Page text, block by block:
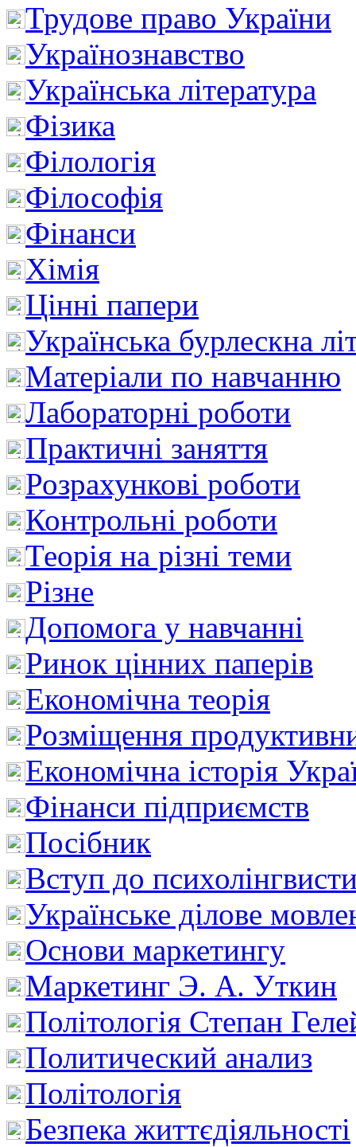
Трудове право України
Українознавство
Українська література
Фізика
Філологія
Філософія
Фінанси
Хімія
Цінні папери
Українська бурлескна
Матеріали по навчанню
Лабораторні роботи
Практичні заняття
Розрахункові роботи
Контрольні роботи
Теорія на різні теми
Різне
Допомога у навчанні
Ринок цінних паперів
Економічна теорія
Розміщення
Економічна історія
Фінанси підприємств
Посібник
Вступ до
Українське ділове
Основи маркетингу
Маркетинг Э. А. Уткин
Політологія Степан
Политический анализ
Політологія
Безпека життєдіяльності